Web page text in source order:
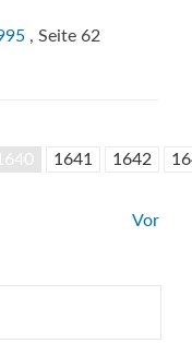
, Seite 62
1641 1642
Vor